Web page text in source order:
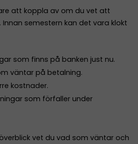
att koppla av om du vet att
semestern kan det vara klokt
som finns på banken just nu.
väntar på betalning.
kostnader.
som förfaller under
vet du vad som väntar och